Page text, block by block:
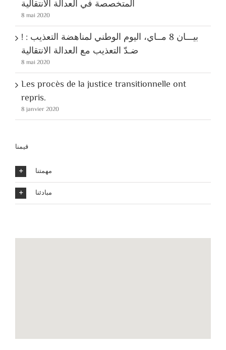
المتخصصة في العدالة الانتقالية
8 mai 2020
! بيـــان 8 مــاي، اليوم الوطني لمناهضة التعذيب :
ضـدّ التعذيب مع العدالة الانتقالية
8 mai 2020
Les procès de la justice transitionnelle ont
repris.
8 janvier 2020
قيمنا
مهمتنا
مبادئنا